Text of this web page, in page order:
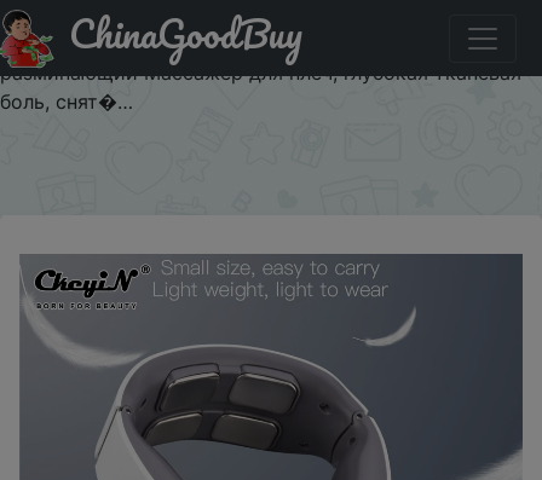
Придбати по знижці Профессиональный массажер для
шеи, 4 головки, горячий компресс, импульсный
разминающий Массажер для плеч, глубокая тканевая
боль, снят�…
ChinaGoodBuy